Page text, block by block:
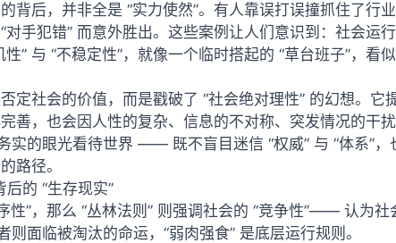
背后，并非全是 “实力使然”。有人靠误打误撞抓住了行
手犯错” 而意外胜出。这些案例让人们意识到：社会运
” 与 “不稳定性”，就像一个临时搭起的 “草台班子”，看
定社会的价值，而是戳破了 “社会绝对理性” 的幻想。它
善，也会因人性的复杂、信息的不对称、突发情况的干
实的眼光看待世界 —— 既不盲目迷信 “权威” 与 “体系”，
路径。
的 “生存现实”
性”，那么 “丛林法则” 则强调社会的 “竞争性”—— 认为社
面临被淘汰的命运，“弱肉强食” 是底层运行规则。